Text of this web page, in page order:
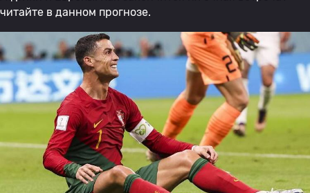
читайте в данном прогнозе.